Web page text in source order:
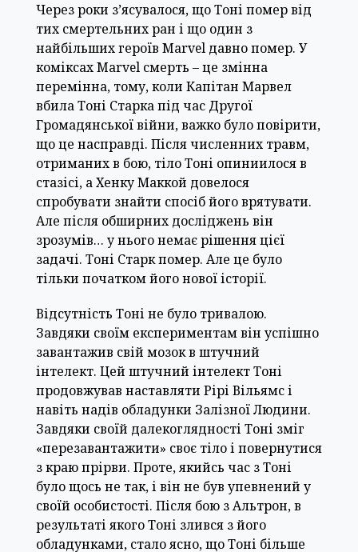
Через роки з’ясувалося, що Тоні помер від
тих смертельних ран і що один з
найбільших героїв Marvel давно помер. У
коміксах Marvel смерть – це змінна
перемінна, тому, коли Капітан Марвел
вбила Тоні Старка під час Другої
Громадянської війни, важко було повірити,
що це насправді. Після численних травм,
отриманих в бою, тіло Тоні опиниилося в
стазісі, а Хенку Маккой довелося
спробувати знайти спосіб його врятувати.
Але після обширних досліджень він
зрозумів… у нього немає рішення цієї
задачі. Тоні Старк помер. Але це було
тільки початком його нової історії.
Відсутність Тоні не було тривалою.
Завдяки своїм експериментам він успішно
завантажив свій мозок в штучний
інтелект. Цей штучний інтелект Тоні
продовжував наставляти Рірі Вільямс і
навіть надів обладунки Залізної Людини.
Завдяки своїй далекоглядності Тоні зміг
«перезавантажити» своє тіло і повернутися
з краю прірви. Проте, якийсь час з Тоні
було щось не так, і він не був упевнений у
своїй особистості. Після бою з Альтрон, в
результаті якого Тоні злився з його
обладунками, стало ясно, що Тоні більше